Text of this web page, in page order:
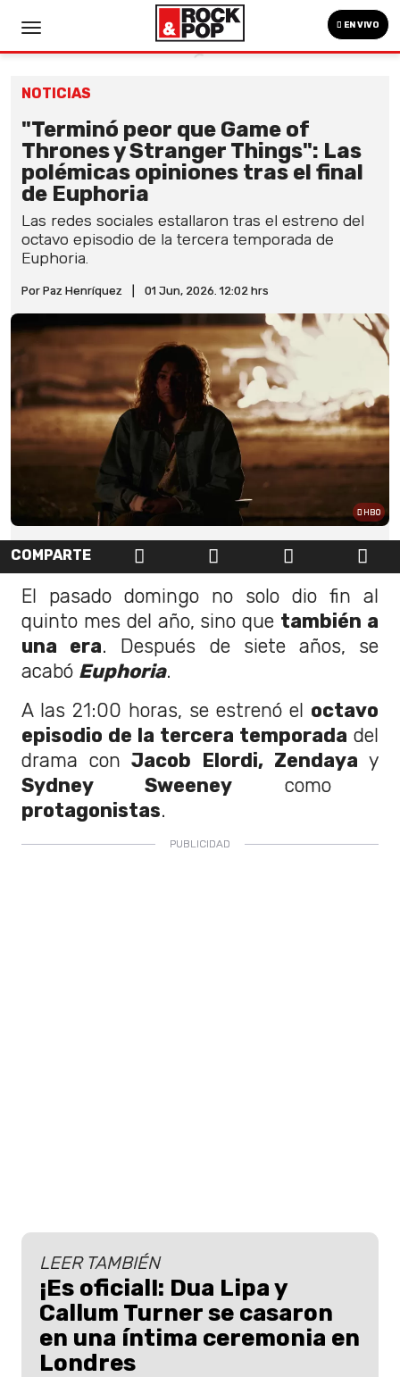
EN VIVO
NOTICIAS
"Terminó peor que Game of
Thrones y Stranger Things": Las
polémicas opiniones tras el final
de Euphoria
Las redes sociales estallaron tras el estreno del
octavo episodio de la tercera temporada de
Euphoria.
Por Paz Henríquez 01 Jun, 2026. 12:02 hrs
HBO
COMPARTE
El pasado domingo no solo dio fin al
quinto mes del año, sino que también a
una era. Después de siete años, se
acabó Euphoria.
A las 21:00 horas, se estrenó el octavo
episodio de la tercera temporada del
drama con Jacob Elordi, Zendaya y
Sydney Sweeney como
protagonistas.
LEER TAMBIÉN
¡Es oficial!: Dua Lipa y
Callum Turner se casaron
en una íntima ceremonia en
Londres